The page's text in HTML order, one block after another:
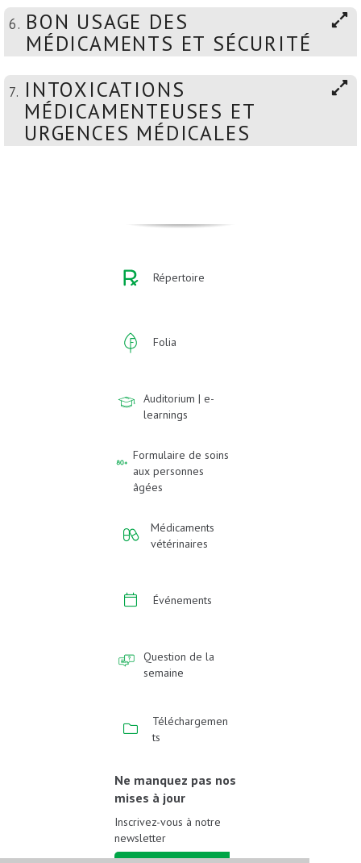
6. BON USAGE DES
MÉDICAMENTS ET SÉCURITÉ
7. INTOXICATIONS
MÉDICAMENTEUSES ET
URGENCES MÉDICALES
Répertoire
Folia
Auditorium | e-
learnings
Formulaire de soins
aux personnes
âgées
Médicaments
vétérinaires
Événements
Question de la
semaine
Téléchargemen
ts
Ne manquez pas nos
mises à jour
Inscrivez-vous à notre
newsletter